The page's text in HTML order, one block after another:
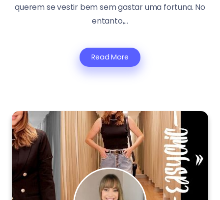
querem se vestir bem sem gastar uma fortuna. No
entanto,...
Read More